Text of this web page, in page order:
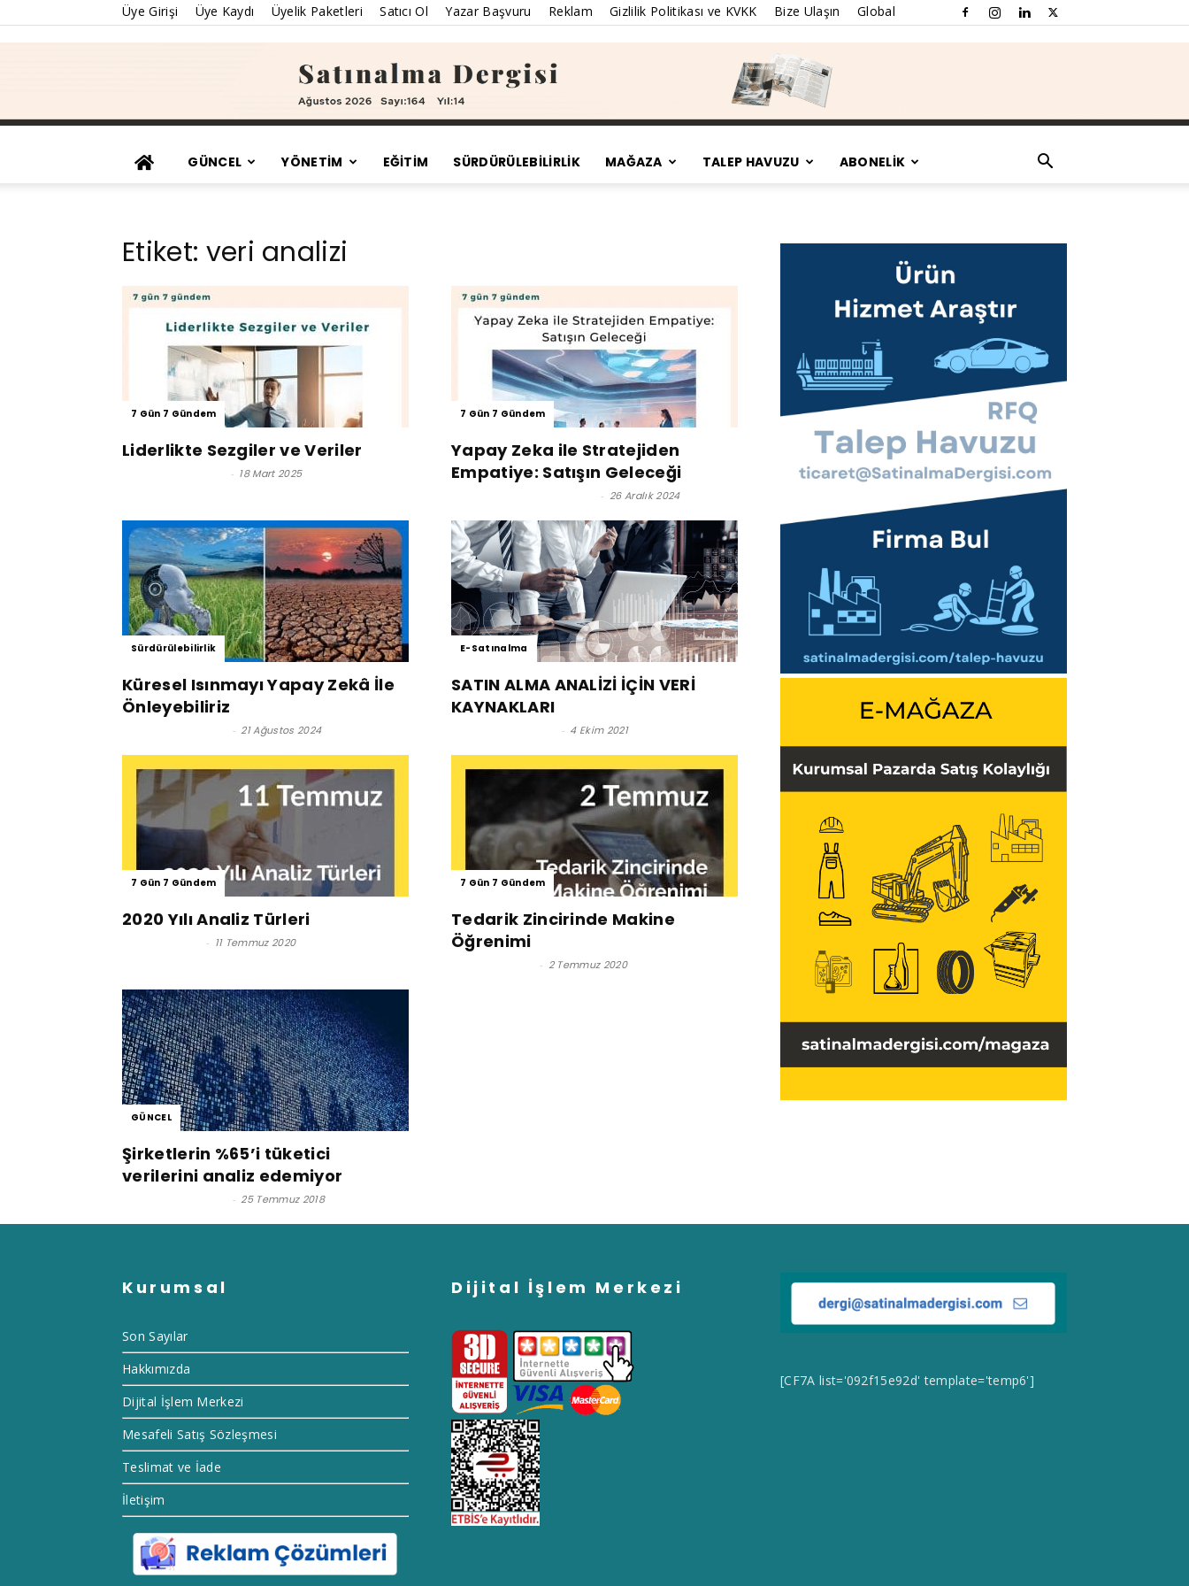
Üye Girişi Üye Kaydı Üyelik Paketleri Satıcı Ol Yazar Başvuru Reklam Gizlilik Politikası ve KVKK Bize Ulaşın Global
GÜNCEL YÖNETİM EĞİTİM SÜRDÜRÜLEBILIRLIK MAĞAZA TALEP HAVUZU ABONELİK
Etiket: veri analizi
7 Gün 7 Gündem
Liderlikte Sezgiler ve Veriler
- 18 Mart 2025
7 Gün 7 Gündem
Yapay Zeka ile Stratejiden
Empatiye: Satışın Geleceği
- 26 Aralık 2024
Sürdürülebilirlik
Küresel Isınmayı Yapay Zekâ İle
Önleyebiliriz
- 21 Ağustos 2024
E-Satınalma
SATIN ALMA ANALİZİ İÇİN VERİ
KAYNAKLARI
- 4 Ekim 2021
7 Gün 7 Gündem
2020 Yılı Analiz Türleri
- 11 Temmuz 2020
7 Gün 7 Gündem
Tedarik Zincirinde Makine
Öğrenimi
- 2 Temmuz 2020
GÜNCEL
Şirketlerin %65’i tüketici
verilerini analiz edemiyor
- 25 Temmuz 2018
Kurumsal
Son Sayılar
Hakkımızda
Dijital İşlem Merkezi
Mesafeli Satış Sözleşmesi
Teslimat ve İade
İletişim
Dijital İşlem Merkezi
[CF7A list='092f15e92d' template='temp6']